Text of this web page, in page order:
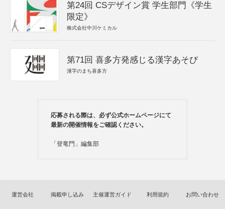
第24回 CSデザイン賞 学生部門《学生
限定》
株式会社中川ケミカル
第71回 喜多方発感じる漢字あそび
漢字のまち喜多方
応募される際は、必ず公式ホームページにて
最新の開催情報をご確認ください。
「登竜門」編集部
運営会社 掲載申し込み 主催運営ガイド 利用規約 お問い合わせ